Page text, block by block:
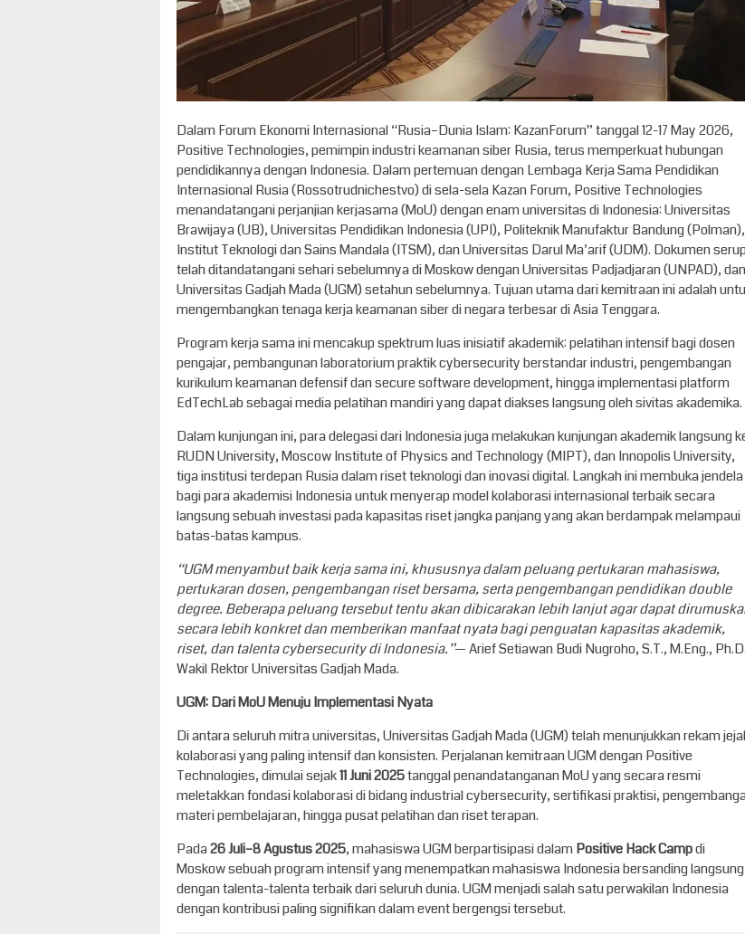
Dalam Forum Ekonomi Internasional “Rusia–Dunia Islam: KazanForum” tanggal 12-17 May 2026,
Positive Technologies, pemimpin industri keamanan siber Rusia, terus memperkuat hubungan
pendidikannya dengan Indonesia. Dalam pertemuan dengan Lembaga Kerja Sama Pendidikan
Internasional Rusia (Rossotrudnichestvo) di sela-sela Kazan Forum, Positive Technologies
menandatangani perjanjian kerjasama (MoU) dengan enam universitas di Indonesia: Universitas
Brawijaya (UB), Universitas Pendidikan Indonesia (UPI), Politeknik Manufaktur Bandung (Polman),
Institut Teknologi dan Sains Mandala (ITSM), dan Universitas Darul Ma’arif (UDM). Dokumen
telah ditandatangani sehari sebelumnya di Moskow dengan Universitas Padjadjaran (UNPAD), dan
Universitas Gadjah Mada (UGM) setahun sebelumnya. Tujuan utama dari kemitraan ini adalah
mengembangkan tenaga kerja keamanan siber di negara terbesar di Asia Tenggara.
Program kerja sama ini mencakup spektrum luas inisiatif akademik: pelatihan intensif bagi dosen
pengajar, pembangunan laboratorium praktik cybersecurity berstandar industri, pengembangan
kurikulum keamanan defensif dan secure software development, hingga implementasi platform
EdTechLab sebagai media pelatihan mandiri yang dapat diakses langsung oleh sivitas akademika.
Dalam kunjungan ini, para delegasi dari Indonesia juga melakukan kunjungan akademik langsung
RUDN University, Moscow Institute of Physics and Technology (MIPT), dan Innopolis University,
tiga institusi terdepan Rusia dalam riset teknologi dan inovasi digital. Langkah ini membuka jendela
bagi para akademisi Indonesia untuk menyerap model kolaborasi internasional terbaik secara
langsung sebuah investasi pada kapasitas riset jangka panjang yang akan berdampak melampaui
batas-batas kampus.
“UGM menyambut baik kerja sama ini, khususnya dalam peluang pertukaran mahasiswa,
pertukaran dosen, pengembangan riset bersama, serta pengembangan pendidikan double
degree. Beberapa peluang tersebut tentu akan dibicarakan lebih lanjut agar dapat
secara lebih konkret dan memberikan manfaat nyata bagi penguatan kapasitas akademik,
riset, dan talenta cybersecurity di Indonesia.”— Arief Setiawan Budi Nugroho, S.T., M.Eng.,
Wakil Rektor Universitas Gadjah Mada.
UGM: Dari MoU Menuju Implementasi Nyata
Di antara seluruh mitra universitas, Universitas Gadjah Mada (UGM) telah menunjukkan rekam
kolaborasi yang paling intensif dan konsisten. Perjalanan kemitraan UGM dengan Positive
Technologies, dimulai sejak11 Juni 2025tanggal penandatanganan MoU yang secara resmi
meletakkan fondasi kolaborasi di bidang industrial cybersecurity, sertifikasi praktisi,
materi pembelajaran, hingga pusat pelatihan dan riset terapan.
Pada26 Juli–8 Agustus 2025, mahasiswa UGM berpartisipasi dalamPositive Hack Campdi
Moskow sebuah program intensif yang menempatkan mahasiswa Indonesia bersanding langsung
dengan talenta-talenta terbaik dari seluruh dunia. UGM menjadi salah satu perwakilan Indonesia
dengan kontribusi paling signifikan dalam event bergengsi tersebut.